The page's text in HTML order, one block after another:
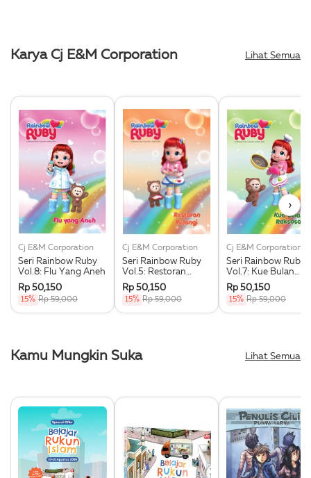
Karya Cj E&M Corporation Lihat Semua
Cj E&M Corporation
Seri Rainbow Ruby
Vol.8: Flu Yang Aneh
Rp 50,150
15% Rp 59,000
Cj E&M Corporation
Seri Rainbow Ruby
Vol.5: Restoran
Pelangi
Rp 50,150
15% Rp 59,000
Cj E&M Corporation
Seri Rainbow Ruby
Vol.7: Kue Bulan
Raksasa
Rp 50,150
15% Rp 59,000
›
Kamu Mungkin Suka Lihat Semua